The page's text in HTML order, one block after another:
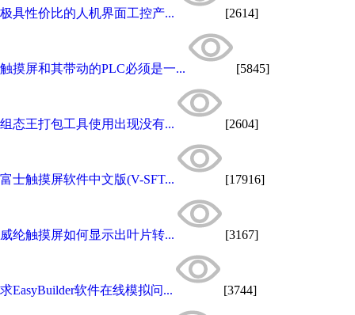
极具性价比的人机界面工控产... [2614]
触摸屏和其带动的PLC必须是一... [5845]
组态王打包工具使用出现没有... [2604]
富士触摸屏软件中文版(V-SFT... [17916]
威纶触摸屏如何显示出叶片转... [3167]
求EasyBuilder软件在线模拟问... [3744]